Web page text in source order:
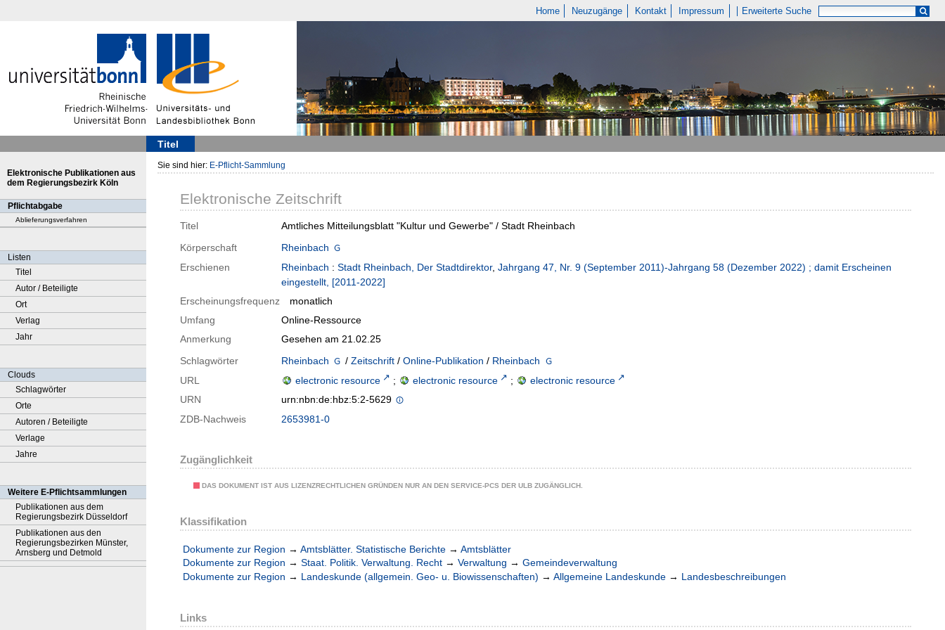
Home Neuzugänge Kontakt Impressum Erweiterte Suche
Titel
Elektronische Publikationen aus
dem Regierungsbezirk Köln
Pflichtabgabe
Ablieferungsverfahren
Listen
Titel
Autor / Beteiligte
Ort
Verlag
Jahr
Clouds
Schlagwörter
Orte
Autoren / Beteiligte
Verlage
Jahre
Weitere E-Pflichtsammlungen
Publikationen aus dem
Regierungsbezirk Düsseldorf
Publikationen aus den
Regierungsbezirken Münster,
Arnsberg und Detmold
Sie sind hier: E-Pflicht-Sammlung
Elektronische Zeitschrift
Titel
Amtliches Mitteilungsblatt "Kultur und Gewerbe" / Stadt Rheinbach
Körperschaft
Rheinbach
Erschienen
Rheinbach : Stadt Rheinbach, Der Stadtdirektor, Jahrgang 47, Nr. 9 (September 2011)-Jahrgang 58 (Dezember 2022) ; damit Erscheinen
eingestellt, [2011-2022]
Erscheinungsfrequenz
monatlich
Umfang
Online-Ressource
Anmerkung
Gesehen am 21.02.25
Schlagwörter
Rheinbach / Zeitschrift / Online-Publikation / Rheinbach
URL
electronic resource ; electronic resource ;
electronic resource
URN
urn:nbn:de:hbz:5:2-5629
ZDB-Nachweis
2653981-0
Zugänglichkeit
DAS DOKUMENT IST AUS LIZENZRECHTLICHEN GRÜNDEN NUR AN DEN SERVICE-PCS DER ULB ZUGÄNGLICH.
Klassifikation
Dokumente zur Region → Amtsblätter. Statistische Berichte → Amtsblätter
Dokumente zur Region → Staat. Politik. Verwaltung. Recht → Verwaltung → Gemeindeverwaltung
Dokumente zur Region → Landeskunde (allgemein. Geo- u. Biowissenschaften) → Allgemeine Landeskunde → Landesbeschreibungen
Links